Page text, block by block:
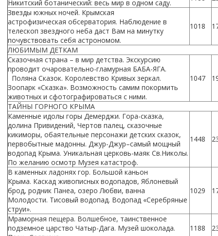
Никитский ботанический: весь мир в одном саду.
Звезды южных ночей. Крымская
астрофизическая обсерватория. Наблюдение в
телескоп звездного неба даст Вам на минутку
почувствовать себя астрономом.
1018
ЛЮБИМЫМ ДЕТКАМ
Сказочная страна – в мир детства. Экскурсию
проводит очаровательно-гламурная БАБА-ЯГА.
Поляна Сказок. Королевство Кривых зеркал.
Зоопарк «Сказка». Возможность самим покормить
животных и сфотографироваться с ними.
1047
ТАЙНЫ ГОРНОГО КРЫМА
Каменные идолы горы Демерджи. Гора-сказка,
долина Привидений, Чертов палец, сказочные
кикиморы, обаятельные персонажи детских сказок,
первобытные мадонны. Джур-Джур–самый мощный
водопад Крыма. Уникальная церковь-маяк Св.Николы.
По желанию осмотр Музея катастроф.
1448
В каменных ладонях гор. Большой каньон
Крыма. Каскад живописных водопадов, Яблоневый
брод, родник Панеа, озеро Любви, ванна
Молодости. Тисовый водопад. Водопад «Серебряные
струи».
1029
Мраморная пещера. Волшебное, таинственное
подземное царство Чатыр-Дага. Музей шоколада.
1188